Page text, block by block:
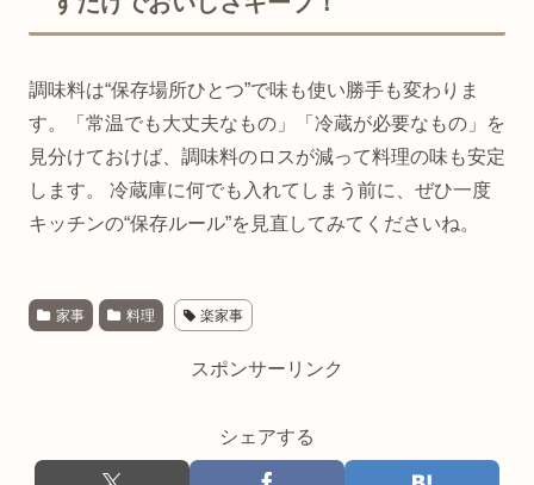
調味料は“保存場所ひとつ”で味も使い勝手も変わりま
す。「常温でも大丈夫なもの」「冷蔵が必要なもの」を
見分けておけば、調味料のロスが減って料理の味も安定
します。 冷蔵庫に何でも入れてしまう前に、ぜひ一度
キッチンの“保存ルール”を見直してみてくださいね。
家事 料理 楽家事
スポンサーリンク
シェアする